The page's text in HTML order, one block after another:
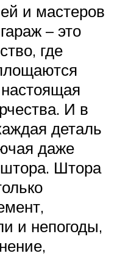
и мастеров
– это
где
И в
деталь
даже
Штора
и непогоды,